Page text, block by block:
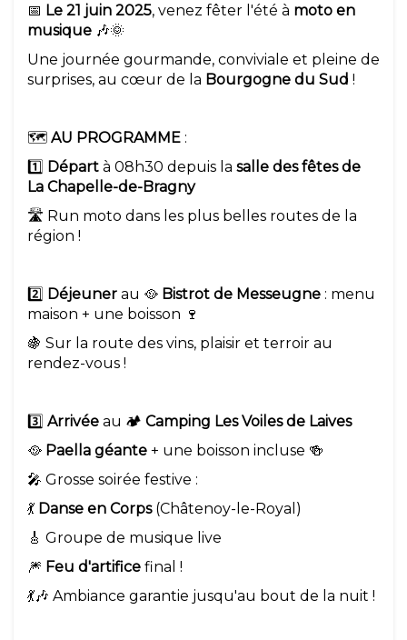
📅 Le 21 juin 2025, venez fêter l'été à moto en
musique 🎶🌞
Une journée gourmande, conviviale et pleine de
surprises, au cœur de la Bourgogne du Sud !
🗺️ AU PROGRAMME :
1️⃣ Départ à 08h30 depuis la salle des fêtes de
La Chapelle-de-Bragny
🛣️ Run moto dans les plus belles routes de la
région !
2️⃣ Déjeuner au 🥘 Bistrot de Messeugne : menu
maison + une boisson 🍷
🍇 Sur la route des vins, plaisir et terroir au
rendez-vous !
3️⃣ Arrivée au 🏕️ Camping Les Voiles de Laives
🥘 Paella géante + une boisson incluse 🍻
🎤 Grosse soirée festive :
💃 Danse en Corps(Châtenoy-le-Royal)
🎸 Groupe de musique live
🎆 Feu d'artifice final !
💃🎶 Ambiance garantie jusqu'au bout de la nuit !